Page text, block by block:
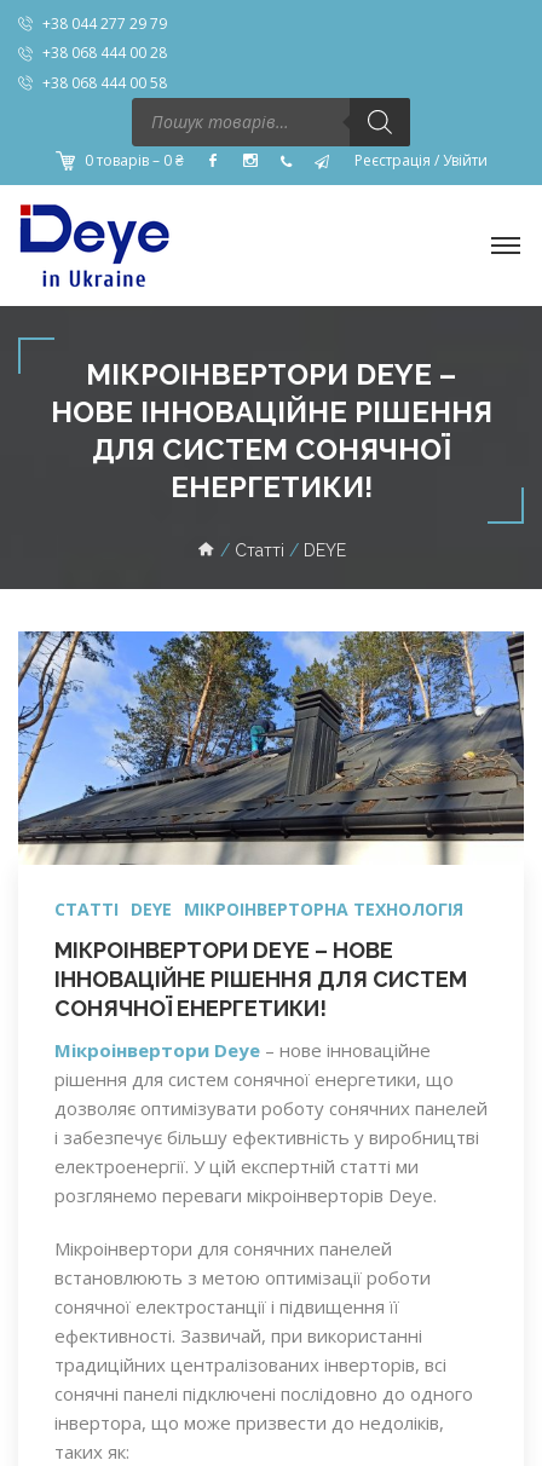
+38 044 277 29 79
+38 068 444 00 28
+38 068 444 00 58
Пошук
товарів
0 товарів – 0₴ Реєстрація /Увійти
МІКРОІНВЕРТОРИ DEYE –
НОВЕ ІННОВАЦІЙНЕ РІШЕННЯ
ДЛЯ СИСТЕМ СОНЯЧНОЇ
ЕНЕРГЕТИКИ!
Статті DEYE
СТАТТІ DEYE МІКРОІНВЕРТОРНА ТЕХНОЛОГІЯ
МІКРОІНВЕРТОРИ DEYE – НОВЕ
ІННОВАЦІЙНЕ РІШЕННЯ ДЛЯ СИСТЕМ
СОНЯЧНОЇ ЕНЕРГЕТИКИ!
Мікроінвертори Deye – нове інноваційне
рішення для систем сонячної енергетики, що
дозволяє оптимізувати роботу сонячних панелей
і забезпечує більшу ефективність у виробництві
електроенергії. У цій експертній статті ми
розглянемо переваги мікроінверторів Deye.
Мікроінвертори для сонячних панелей
встановлюють з метою оптимізації роботи
сонячної електростанції і підвищення її
ефективності. Зазвичай, при використанні
традиційних централізованих інверторів, всі
сонячні панелі підключені послідовно до одного
інвертора, що може призвести до недоліків,
таких як: